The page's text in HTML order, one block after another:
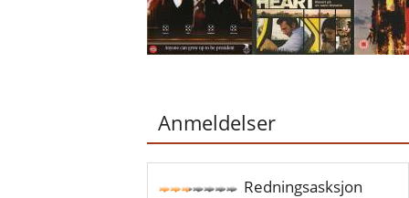
Anmeldelser
Redningsasksjon